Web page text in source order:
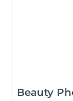
Beauty